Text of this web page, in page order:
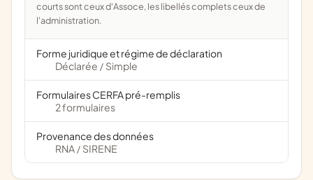
courts sont ceux d'Assoce, les libellés complets ceux de
l'administration.
Forme juridique et régime de déclaration
Déclarée / Simple
Formulaires CERFA pré-remplis
2 formulaires
Provenance des données
RNA / SIRENE